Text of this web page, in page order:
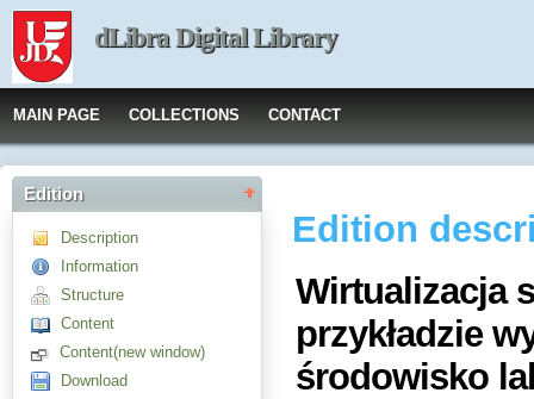
dLibra Digital Library
MAIN PAGE COLLECTIONS CONTACT
Edition
Description
Information
Structure
Content
Content(new window)
Download
Edition
Wirtualizacja
przykładzie
środowisko